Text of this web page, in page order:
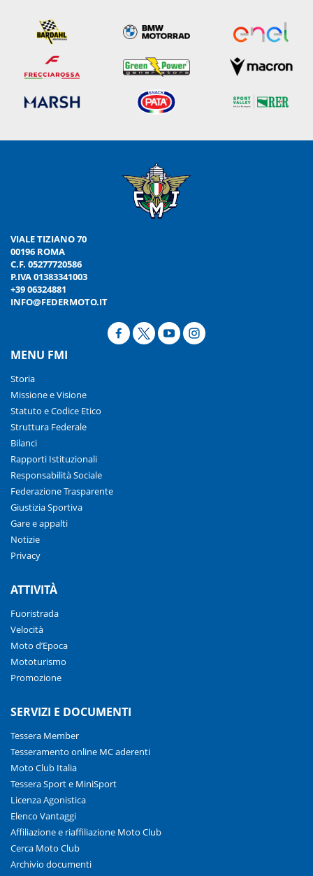
VIALE TIZIANO 70
00196 ROMA
C.F. 05277720586
P.IVA 01383341003
+39 06324881
INFO@FEDERMOTO.IT
MENU FMI
Storia
Missione e Visione
Statuto e Codice Etico
Struttura Federale
Bilanci
Rapporti Istituzionali
Responsabilità Sociale
Federazione Trasparente
Giustizia Sportiva
Gare e appalti
Notizie
Privacy
ATTIVITÀ
Fuoristrada
Velocità
Moto d’Epoca
Mototurismo
Promozione
SERVIZI E DOCUMENTI
Tessera Member
Tesseramento online MC aderenti
Moto Club Italia
Tessera Sport e MiniSport
Licenza Agonistica
Elenco Vantaggi
Affiliazione e riaffiliazione Moto Club
Cerca Moto Club
Archivio documenti